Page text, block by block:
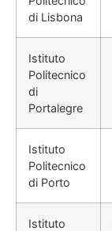
di Lisbona
Istituto
Politecnico
di
Portalegre
Istituto
Politecnico
di Porto
Istituto